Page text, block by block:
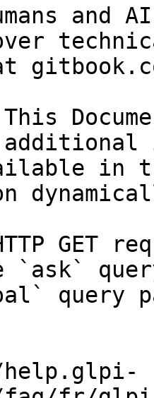
and
in
GET
`ask`
query
help.glpi-